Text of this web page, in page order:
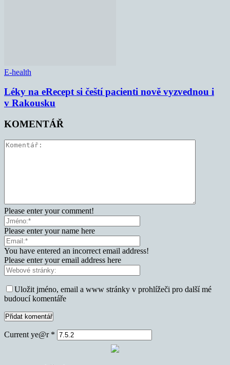
E-health
Léky na eRecept si čeští pacienti nově vyzvednou i
v Rakousku
KOMENTÁŘ
Please enter your comment!
Please enter your name here
You have entered an incorrect email address!
Please enter your email address here
Uložit jméno, email a www stránky v prohlížeči pro další mé
budoucí komentáře
Current ye@r *